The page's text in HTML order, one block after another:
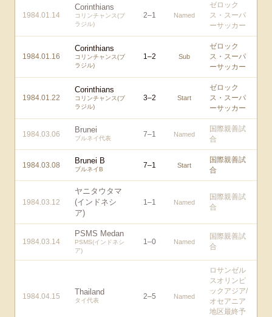
1984.01.14
Corinthians
コリンチャンス(ブ
ラジル)
2–1 Named
ゼロック
ス・スーパ
ーサッカー
1984.01.16
Corinthians
コリンチャンス(ブ
ラジル)
1–2 Sub
ゼロック
ス・スーパ
ーサッカー
1984.01.22
Corinthians
コリンチャンス(ブ
ラジル)
3–2 Start
ゼロック
ス・スーパ
ーサッカー
1984.03.06 Brunei
ブルネイ代表 7–1 Named
国際親善試
合
1984.03.08 Brunei B
ブルネイB 7–1 Start
国際親善試
合
1984.03.12
ヤニタウタマ
(インドネシ
ア)
1–1 Named
国際親善試
合
1984.03.14
PSMS Medan
PSMS(インドネシ
ア)
1–0 Named
国際親善試
合
1984.04.15 Thailand
タイ代表 2–5 Named
ロサンゼル
スオリンピ
ックアジア/
オセアニア
地区最終予